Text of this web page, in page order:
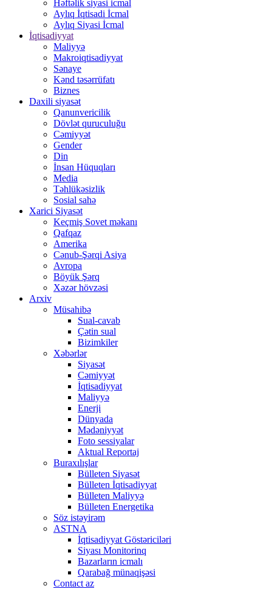
Həftəlik siyasi icmal
Aylıq İqtisadi İcmal
Aylıq Siyasi İcmal
İqtisadiyyat
Maliyyə
Makroiqtisadiyyat
Sənaye
Kənd təsərrüfatı
Biznes
Daxili siyasət
Qanunvericilik
Dövlət quruculuğu
Cəmiyyət
Gender
Din
İnsan Hüquqları
Media
Təhlükəsizlik
Sosial sahə
Xarici Siyasət
Keçmiş Sovet məkanı
Qafqaz
Amerika
Cənub-Şərqi Asiya
Avropa
Böyük Şərq
Xəzər hövzəsi
Arxiv
Müsahibə
Sual-cavab
Çətin sual
Bizimkiler
Xəbərlər
Siyasət
Cəmiyyət
İqtisadiyyat
Maliyyə
Enerji
Dünyada
Mədəniyyət
Foto sessiyalar
Aktual Reportaj
Buraxılışlar
Bülleten Siyasət
Bülleten İqtisadiyyat
Bülleten Maliyyə
Bülleten Energetika
Söz istəyirəm
ASTNA
İqtisadiyyat Göstəriciləri
Siyası Monitorinq
Bazarların icmalı
Qarabağ münaqişəsi
Contact az